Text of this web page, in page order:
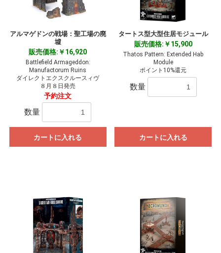
アルマゲドンの戦場：聖工場の廃
墟
販売価格:￥16,920
Battlefield Armageddon:
Manufactorum Ruins
ダイレクトエクスクルースィヴ
８月８日発売
予約注文
数量
カートに入れる
タートス型大型住居モジュール
販売価格:￥15,900
Thatos Pattern: Extended Hab
Module
ポイント10%還元
数量
カートに入れる